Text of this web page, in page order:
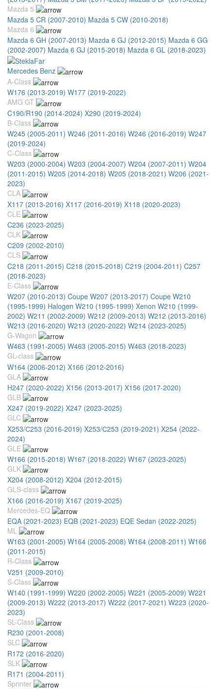
Mazda 5
Mazda 5 CR (2007-2010) Mazda 5 CW (2010-2018)
Mazda 6
Mazda 6 GH (2007-2013) Mazda 6 GJ (2012-2015) Mazda 6 GG
(2002-2007) Mazda 6 GJ (2015-2018) Mazda 6 GL (2018-2023)
Mercedes Benz
A-Class
W176 (2013-2019) W177 (2019-2022)
AMG GT
C190/R190 (2014-2024) X290 (2019-2024)
B-Class
W245 (2005-2011) W246 (2011-2016) W246 (2016-2019) W247
(2019-2024)
C-Class
W203 (2000-2004) W203 (2004-2007) W204 (2007-2011) W204
(2011-2015) W205 (2014-2018) W205 (2018-2021) W206 (2021-
2023)
CLA
X117 (2013-2016) X117 (2016-2019) X118 (2020-2023)
CLE
C236 (2023-2025)
CLK
С209 (2002-2010)
CLS
C218 (2011-2015) C218 (2015-2018) C219 (2004-2011) C257
(2018-2023)
E-Class
W207 (2010-2013) Coupe W207 (2013-2017) Coupe W210
(1995-1999) Halogen W210 (1995-1999) Xenon W210 (1999-
2002) W211 (2002-2009) W212 (2009-2013) W212 (2013-2016)
W213 (2016-2020) W213 (2020-2022) W214 (2023-2025)
G-Wagon
W463 (1991-2005) W463 (2005-2015) W463 (2018-2023)
GL-class
W164 (2006-2012) X166 (2012-2016)
GLA
H247 (2020-2022) X156 (2013-2017) X156 (2017-2020)
GLB
X247 (2019-2022) X247 (2023-2025)
GLC
X253/С253 (2016-2019) X253/С253 (2019-2021) X254 (2022-
2024)
GLE
W166 (2015-2018) W167 (2018-2022) W167 (2023-2025)
GLK
X204 (2008-2012) X204 (2012-2015)
GLS-class
X166 (2016-2019) X167 (2019-2025)
Mercedes-EQ
EQA (2021-2023) EQB (2021-2023) EQE Sedan (2022-2025)
ML
W163 (2001-2005) W164 (2005-2008) W164 (2008-2011) W166
(2011-2015)
R-Class
V251 (2009-2010)
S-Class
W140 (1991-1999) W220 (2002-2005) W221 (2005-2009) W221
(2009-2013) W222 (2013-2017) W222 (2017-2021) W223 (2020-
2023)
SL-Class
R230 (2001-2008)
SLC
R172 (2016-2020)
SLK
R171 (2004-2011)
Sprinter